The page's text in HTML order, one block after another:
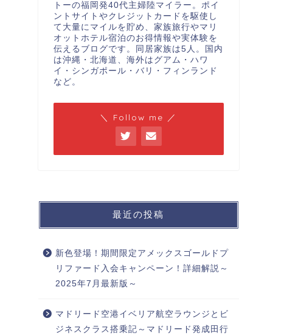
トーの福岡発40代主婦陸マイラー。ポイ
ントサイトやクレジットカードを駆使し
て大量にマイルを貯め、家族旅行やマリ
オットホテル宿泊のお得情報や実体験を
伝えるブログです。同居家族は5人。国内
は沖縄・北海道、海外はグアム・ハワ
イ・シンガポール・バリ・フィンランド
など。
＼ Follow me ／
最近の投稿
新色登場！期間限定アメックスゴールドプ
リファード入会キャンペーン！詳細解説～
2025年7月最新版～
マドリード空港イベリア航空ラウンジとビ
ジネスクラス搭乗記～マドリード発成田行